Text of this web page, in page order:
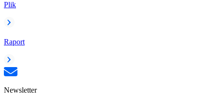
Plik
Raport
Newsletter